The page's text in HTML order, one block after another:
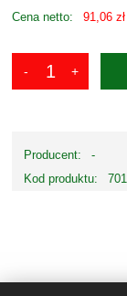
Cena netto: 91,06 zł
Producent:
-
Kod produktu: